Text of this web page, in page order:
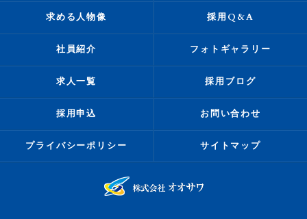
求める人物像 採用Q&A
社員紹介 フォトギャラリー
求人一覧 採用ブログ
採用申込 お問い合わせ
プライバシーポリシー サイトマップ